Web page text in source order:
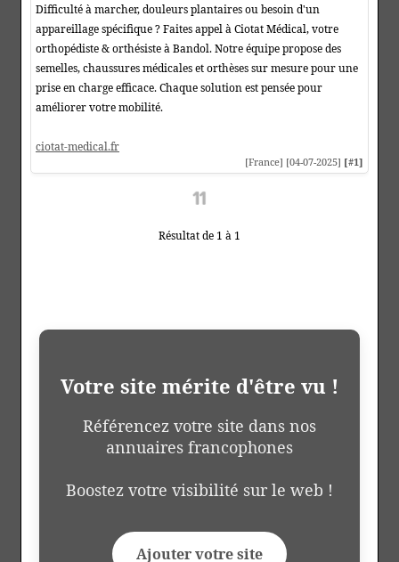
Difficulté à marcher, douleurs plantaires ou besoin d'un
appareillage spécifique ? Faites appel à Ciotat Médical, votre
orthopédiste & orthésiste à Bandol. Notre équipe propose des
semelles, chaussures médicales et orthèses sur mesure pour une
prise en charge efficace. Chaque solution est pensée pour
améliorer votre mobilité.
ciotat-medical.fr
[France] [04-07-2025] [#1]
Résultat de 1 à 1
Votre site mérite d'être vu !
Référencez votre site dans nos
annuaires francophones
Boostez votre visibilité sur le web !
Ajouter votre site